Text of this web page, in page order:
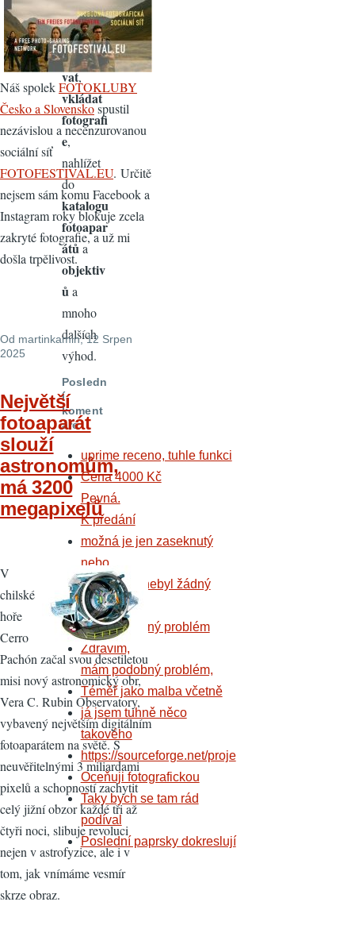
Náš spolekFOTOKLUBY
Česko a Slovenskospustil
nezávislou a necenzurovanou
sociální síť
FOTOFESTIVAL.EU. Určitě
nejsem sám komu Facebook a
Instagram roky blokuje zcela
zakryté fotografie, a už mi
došla trpělivost.
Od martinkamin, 12 Srpen
2025
Největší
fotoaparát
slouží
astronomům,
má 3200
megapixelů
V
chilské
hoře
Cerro
Pachón začal svou desetiletou
misi nový astronomický obr,
Vera C. Rubin Observatory,
vybavený největším digitálním
fotoaparátem na světě. S
neuvěřitelnými 3 miliardami
pixelů a schopností zachytit
celý jižní obzor každé tři až
čtyři noci, slibuje revoluci
nejen v astrofyzice, ale i v
tom, jak vnímáme vesmír
skrze obraz.
, získáte
možnost
komento
vat,
vkládat
fotografi
e,
nahlížet
do
katalogu
fotoapar
átůa
objektiv
ů a
mnoho
dalších
výhod.
Posledn
í
koment
áře
uprime receno, tuhle funkci
Cena 4000 Kč
Pevná.
K předání
možná je jen zaseknutý
nebo
Že by tady nebyl žádný
Zdravím,
mám podobný problém
Zdravím,
mám podobný problém,
Téměř jako malba včetně
já jsem tuhně něco
takového
https://sourceforge.net/proje
Oceňuji fotografickou
Taky bych se tam rád
podíval
Poslední paprsky dokreslují